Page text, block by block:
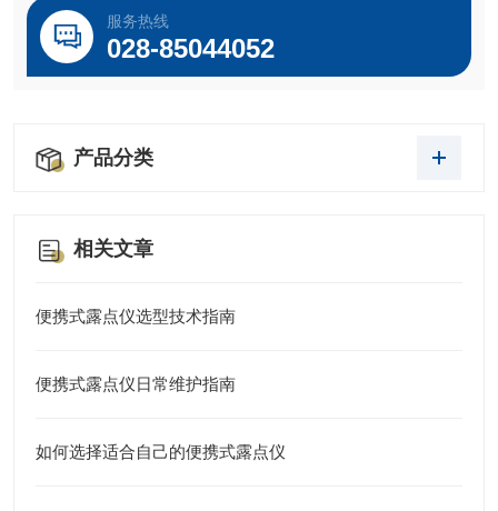
服务热线
028-85044052
产品分类
相关文章
便携式露点仪选型技术指南
便携式露点仪日常维护指南
如何选择适合自己的便携式露点仪